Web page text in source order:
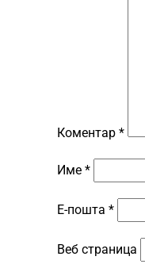
Коментар *
Име *
Е-пошта *
Веб страница